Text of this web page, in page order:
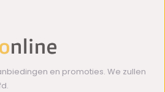
en promoties. We zullen